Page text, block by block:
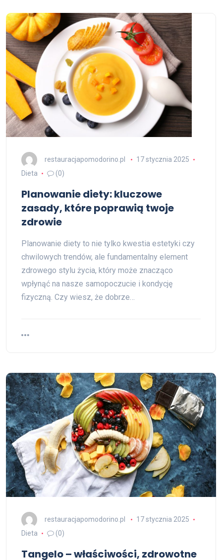
restauracjapomodorino.pl
17 stycznia 2025
Dieta
(0)
Planowanie diety: kluczowe
zasady, które poprawią twoje
zdrowie
Planowanie diety to nie tylko kwestia estetyki czy
chwilowych trendów, ale fundamentalny element
zdrowego stylu życia, który może znacząco
wpłynąć na nasze samopoczucie i kondycję
fizyczną. Czy wiesz, że dobrze…
restauracjapomodorino.pl
17 stycznia 2025
Dieta
(0)
Tangelo – właściwości, zdrowotne